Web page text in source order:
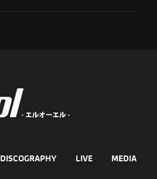
DISCOGRAPHY LIVE MEDIA